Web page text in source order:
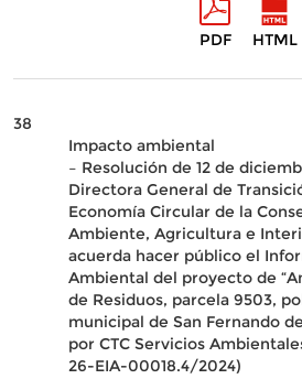
PDF HTML
38
Impacto ambiental
– Resolución de 12 de
Directora General de
Economía Circular de la
Ambiente, Agricultura e
acuerda hacer público el
Ambiental del proyecto de
de Residuos, parcela 9503,
municipal de San Fernando
por CTC Servicios
26-EIA-00018.4/2024)